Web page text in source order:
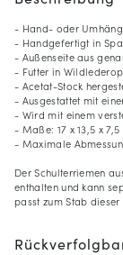
- Hand- oder
- Handgefertigt in
- Außenseite aus
- Futter in
- Acetat-Stock
- Ausgestattet mit
- Wird mit einem
- Maße: 17 x 13,5 x
- Maximale
Der Schulterriemen
enthalten und kann
passt zum Stab dieser